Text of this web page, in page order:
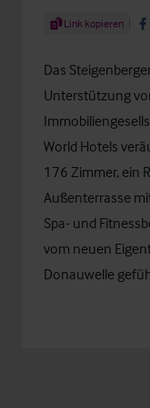
Share Article
Link kopieren
Das
Unterstützung
World Hotels
176 Zimmer, ein
Außenterrasse
Spa- und
vom neuen
Donauwelle